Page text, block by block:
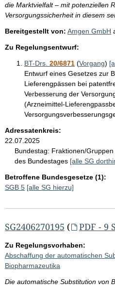
die Marktvielfalt – mit potenziellen
Versorgungssicherheit in diesem
Bereitgestellt von: Amgen GmbH
Zu Regelungsentwurf:
BT-Drs. 20/6871 (Vorgang)
Entwurf eines Gesetzes zur
Lieferengpässen bei
Verbesserung der
(Arzneimittel-
Adressatenkreis:
22.07.2025
Bundestag: Fraktionen/Gruppen
des Bundestages [alle SG
Betroffene Bundesgesetze (1):
SGB 5 [alle SG hierzu]
SG2406270195 ( PDF - 9
Zu Regelungsvorhaben:
Abschaffung der automatischen
Biopharmazeutika
Die automatische Substitution von